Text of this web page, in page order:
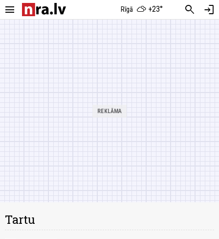
menu Rīgā +23° search login
Tartu